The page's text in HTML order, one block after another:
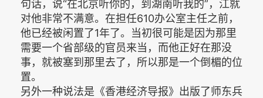
句话，说“在北京听你的，到湖南听我的”，江就
对他非常不满意。在担任610办公室主任之前，
他已经被闲置了1年了。当初很可能是因为那里
需要一个省部级的官员来当，而他正好在那没
事，就被塞到那里去了，所以那是一个倒楣的位
置。
另外一种说法是《香港经济导报》出版了师东兵